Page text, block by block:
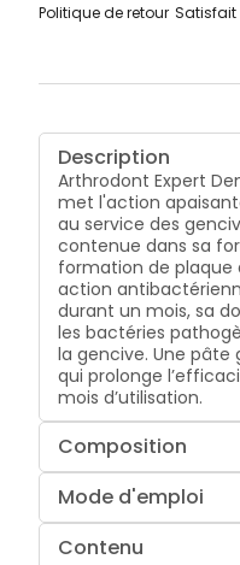
Politique de retour Satisfait
Description
Arthrodont Expert
met l'action
au service des
contenue dans sa
formation de plaque
action
durant un mois, sa
les bactéries
la gencive. Une
qui prolonge
mois d’utilisation.
Composition
Mode d'emploi
Contenu